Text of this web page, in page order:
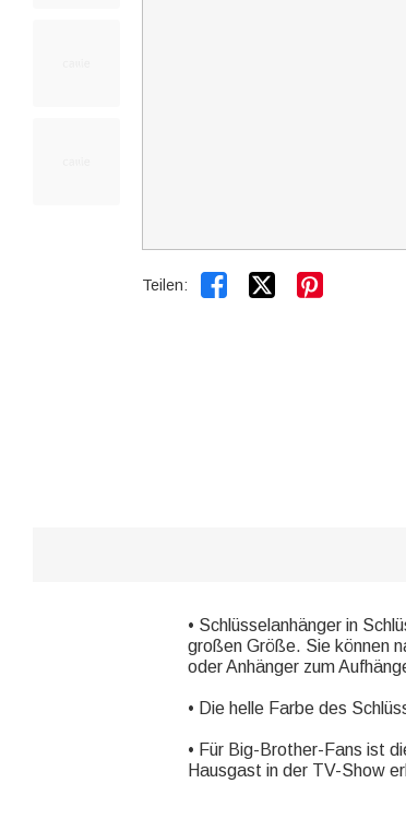
Teilen:  
• Schlüsselanhänger in
großen Größe. Sie können
oder Anhänger zum
• Die helle Farbe des
• Für Big-Brother-Fans ist
Hausgast in der TV-Show